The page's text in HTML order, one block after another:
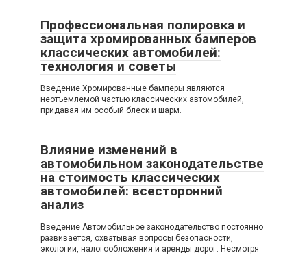
Профессиональная полировка и
защита хромированных бамперов
классических автомобилей:
технология и советы
Введение Хромированные бамперы являются
неотъемлемой частью классических автомобилей,
придавая им особый блеск и шарм.
Влияние изменений в
автомобильном законодательстве
на стоимость классических
автомобилей: всесторонний
анализ
Введение Автомобильное законодательство постоянно
развивается, охватывая вопросы безопасности,
экологии, налогообложения и аренды дорог. Несмотря